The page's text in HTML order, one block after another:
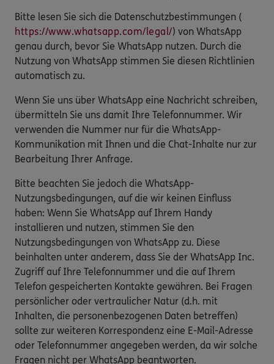
Bitte lesen Sie sich die Datenschutzbestimmungen (
https://www.whatsapp.com/legal/) von WhatsApp
genau durch, bevor Sie WhatsApp nutzen. Durch die
Nutzung von WhatsApp stimmen Sie diesen Richtlinien
automatisch zu.
Wenn Sie uns über WhatsApp eine Nachricht schreiben,
übermitteln Sie uns damit Ihre Telefonnummer. Wir
verwenden die Nummer nur für die WhatsApp-
Kommunikation mit Ihnen und die Chat-Inhalte nur zur
Bearbeitung Ihrer Anfrage.
Bitte beachten Sie jedoch die WhatsApp-
Nutzungsbedingungen, auf die wir keinen Einfluss
haben: Wenn Sie WhatsApp auf Ihrem Handy
installieren und nutzen, stimmen Sie den
Nutzungsbedingungen von WhatsApp zu. Diese
beinhalten unter anderem, dass Sie der WhatsApp Inc.
Zugriff auf Ihre Telefonnummer und die auf Ihrem
Telefon gespeicherten Kontakte gewähren. Bei Fragen
persönlicher oder vertraulicher Natur (d.h. mit
Inhalten, die personenbezogenen Daten betreffen)
sollte zur weiteren Korrespondenz eine E-Mail-Adresse
oder Telefonnummer angegeben werden, da wir solche
Fragen nicht per WhatsApp beantworten.